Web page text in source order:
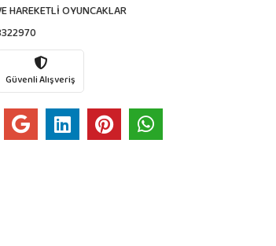
HAREKETLİ OYUNCAKLAR
Güvenli Alışveriş